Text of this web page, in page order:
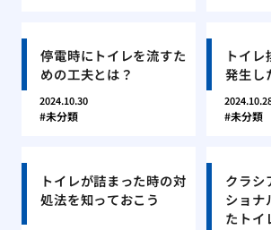
停電時にトイレを流すた
めの工夫とは？
2024.10.30
未分類
トイ
発生し
未分類
トイレが詰まった時の対
処法を知っておこう
クラシ
ショナ
たトイ